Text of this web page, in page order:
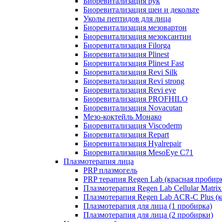
Биоревитализация шеи и декольте
Уколы пептидов для лица
Биоревитализация мезовартон
Биоревитализация мезоксантин
Биоревитализация Filorga
Биоревитализация Plinest
Биоревитализация Plinest Fast
Биоревитализация Revi Silk
Биоревитализация Revi strong
Биоревитализация Revi eye
Биоревитализация PROFHILO
Биоревитализация Novacutan
Мезо-коктейль Монако
Биоревитализация Viscoderm
Биоревитализация Repart
Биоревитализация Hyalrepair
Биоревитализация MesoEye C71
Плазмотерапия лица
PRP плазмогель
PRP терапия Regen Lab (красная
Плазмотерапия Regen Lab Cellular
Плазмотерапия Regen Lab ACR-C Plus
Плазмотерапия для лица (1 пробирка)
Плазмотерапия для лица (2 пробирки)